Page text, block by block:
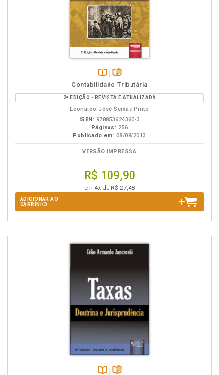
Disponível
na
B.V.
páginas
Contabilidade Tributária
2ª EDIÇÃO - REVISTA E ATUALIZADA
Leonardo José Seixas Pinto
ISBN: 978853624360-3
Páginas: 256
Publicado em: 08/08/2013
VERSÃO IMPRESSA
R$ 109,90
em 4x de R$ 27,48
ADICIONAR AO
CARRINHO